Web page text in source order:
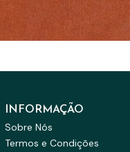
INFORMAÇÃO
Sobre Nós
Termos e Condições